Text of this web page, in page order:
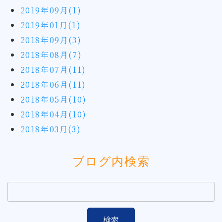
2019年09月(1)
2019年01月(1)
2018年09月(3)
2018年08月(7)
2018年07月(11)
2018年06月(11)
2018年05月(10)
2018年04月(10)
2018年03月(3)
ブログ内検索